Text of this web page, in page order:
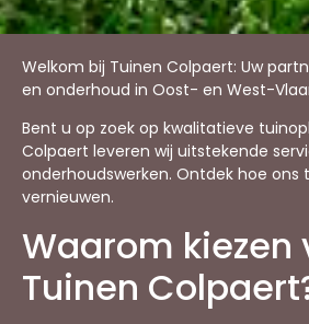
Welkom bij Tuinen Colpaert: Uw
en onderhoud in Oost- en West-
Bent u op zoek op kwalitatieve
Colpaert leveren wij uitstekende
onderhoudswerken. Ontdek hoe
vernieuwen.
Waarom kiezen
Tuinen